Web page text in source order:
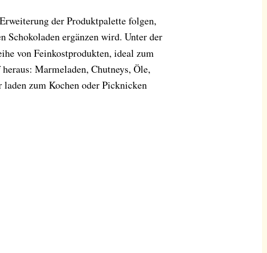
der Produktpalette folgen,
Schokoladen ergänzen wird. Unter der
von Feinkostprodukten, ideal zum
Marmeladen, Chutneys, Öle,
zum Kochen oder Picknicken